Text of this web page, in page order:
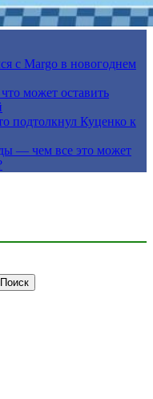
с Margo в новогоднем
может оставить
подтолкнул Куценко к
— чем все это может